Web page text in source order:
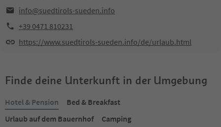
info@suedtirols-sueden.info
+39 0471 810231
https://www.suedtirols-sueden.info/de/urlaub.html
Finde deine Unterkunft in der Umgebung
Hotel & Pension
Bed & Breakfast
Urlaub auf dem Bauernhof
Camping